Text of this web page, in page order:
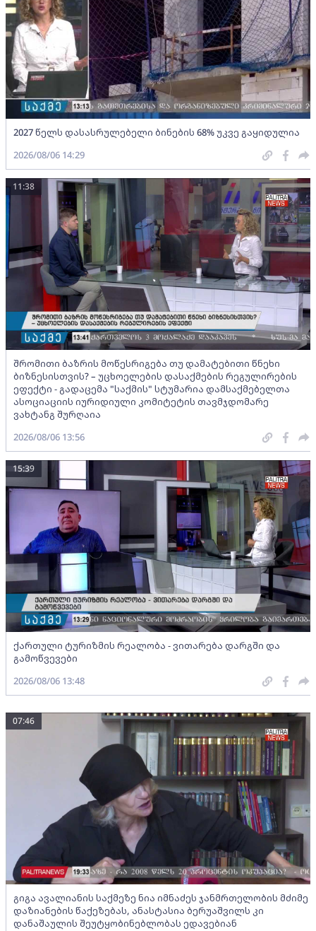
2027 წელს დასასრულებელი ბინების 68% უკვე გაყიდულია
2026/08/06 14:29
შრომითი ბაზრის მოწესრიგება თუ დამატებითი წნეხი
ბიზნესისთვის? – უცხოელების დასაქმების რეგულირების
ეფექტი - გადაცემა "საქმის" სტუმარია დამსაქმებელთა
ასოციაციის იურიდიული კომიტეტის თავმჯდომარე
ვახტანგ შურღაია
11:38
2026/08/06 13:56
ქართული ტურიზმის რეალობა - ვითარება დარგში და
გამოწვევები
15:39
2026/08/06 13:48
გიგა ავალიანის საქმეზე ნია იმნაძეს ჯანმრთელობის მძიმე
დაზიანების წაქეზებას, ანასტასია ბერუაშვილს კი
დანაშაულის შეუტყობინებლობას ედავებიან
07:46